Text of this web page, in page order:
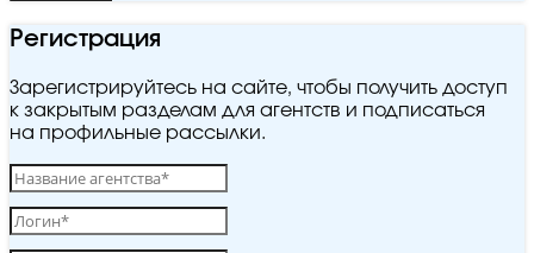
Регистрация
Зарегистрируйтесь на сайте, чтобы получить доступ
к закрытым разделам для агентств и подписаться
на профильные рассылки.